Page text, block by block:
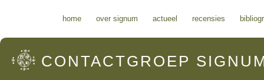
home over signum actueel recensies
CONTACTGROEP